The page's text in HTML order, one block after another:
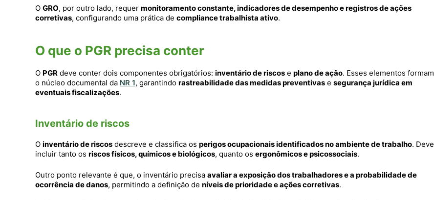
O GRO, por outro lado, requer monitoramento constante, indicadores de desempenho e registros de ações
corretivas, configurando uma prática de compliance trabalhista ativo.
O que o PGR precisa conter
O PGR deve conter dois componentes obrigatórios: inventário de riscos e plano de ação. Esses elementos formam
o núcleo documental da NR 1, garantindo rastreabilidade das medidas preventivas e segurança jurídica em
eventuais fiscalizações.
Inventário de riscos
O inventário de riscos descreve e classifica os perigos ocupacionais identificados no ambiente de trabalho. Deve
incluir tanto os riscos físicos, químicos e biológicos, quanto os ergonômicos e psicossociais.
Outro ponto relevante é que, o inventário precisa avaliar a exposição dos trabalhadores e a probabilidade de
ocorrência de danos, permitindo a definição de níveis de prioridade e ações corretivas.